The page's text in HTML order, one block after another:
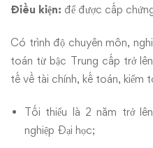
Điều kiện: để được cấp
Có trình độ chuyên môn,
toán từ bậc Trung cấp trở
tế về tài chính, kế toán, kiểm
Tối thiểu là 2 năm trở
nghiệp Đại học;